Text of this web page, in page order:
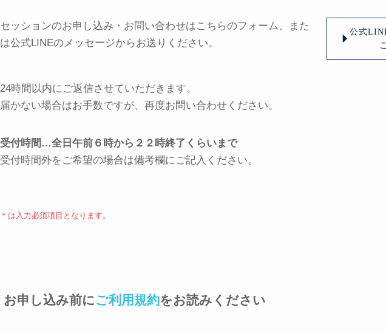
セッションのお申し込み・お問い合わせはこちらのフォーム、また
は公式LINEのメッセージからお送りください。
公式
24時間以内にご返信させていただきます。
届かない場合はお手数ですが、再度お問い合わせください。
受付時間…全日午前６時から２２時終了くらいまで
受付時間外をご希望の場合は備考欄にご記入ください。
＊は入力必須項目となります。
お申し込み前にご利用規約をお読みください